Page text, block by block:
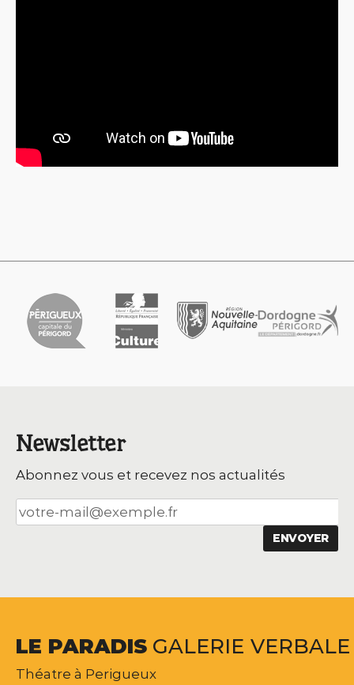
Newsletter
Abonnez vous et recevez nos actualités
LE PARADIS GALERIE VERBALE
Théatre à Perigueux